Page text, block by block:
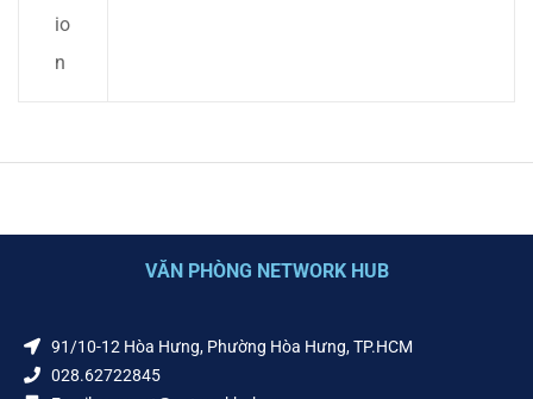
io
n
VĂN PHÒNG NETWORK HUB
91/10-12 Hòa Hưng, Phường Hòa Hưng, TP.HCM
028.62722845